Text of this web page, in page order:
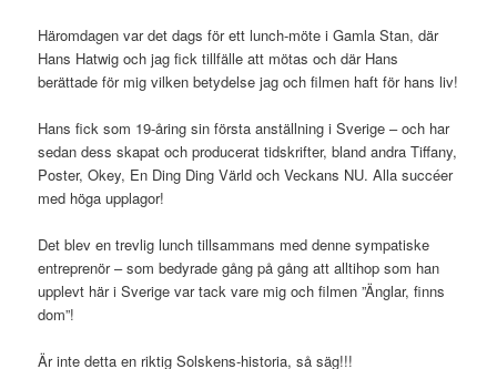
Häromdagen var det dags för ett lunch-möte i Gamla Stan, där
Hans Hatwig och jag fick tillfälle att mötas och där Hans
berättade för mig vilken betydelse jag och filmen haft för hans liv!
Hans fick som 19-åring sin första anställning i Sverige – och har
sedan dess skapat och producerat tidskrifter, bland andra Tiffany,
Poster, Okey, En Ding Ding Värld och Veckans NU. Alla succéer
med höga upplagor!
Det blev en trevlig lunch tillsammans med denne sympatiske
entreprenör – som bedyrade gång på gång att alltihop som han
upplevt här i Sverige var tack vare mig och filmen ”Änglar, finns
dom”!
Är inte detta en riktig Solskens-historia, så säg!!!